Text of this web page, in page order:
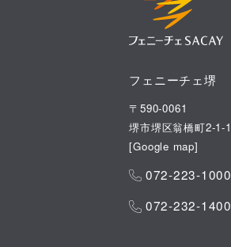
フェニーチェ堺
〒590-0061
堺市堺区翁橋町2-1-1
[Google map]
072-223-1000
072-232-1400